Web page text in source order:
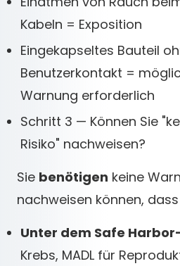
Kabeln = Exposition
Eingekapseltes Bauteil
Benutzerkontakt =
Warnung erforderlich
Schritt 3 — Können Sie
Risiko" nachweisen?
Sie benötigen keine
nachweisen können,
Unter dem Safe
Krebs, MADL für